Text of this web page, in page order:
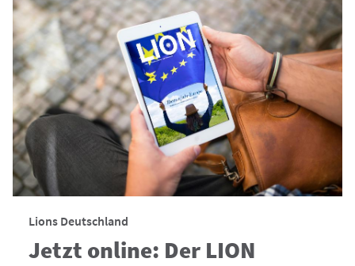
Lions Deutschland
Jetzt online: Der LION